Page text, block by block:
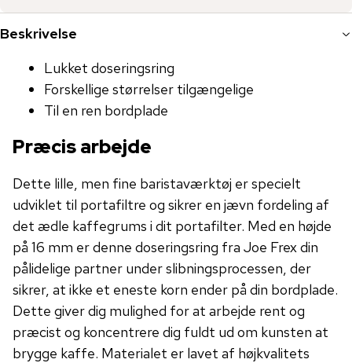
Beskrivelse
Lukket doseringsring
Forskellige størrelser tilgængelige
Til en ren bordplade
Præcis arbejde
Dette lille, men fine baristaværktøj er specielt
udviklet til portafiltre og sikrer en jævn fordeling af
det ædle kaffegrums i dit portafilter. Med en højde
på 16 mm er denne doseringsring fra Joe Frex din
pålidelige partner under slibningsprocessen, der
sikrer, at ikke et eneste korn ender på din bordplade.
Dette giver dig mulighed for at arbejde rent og
præcist og koncentrere dig fuldt ud om kunsten at
brygge kaffe. Materialet er lavet af højkvalitets